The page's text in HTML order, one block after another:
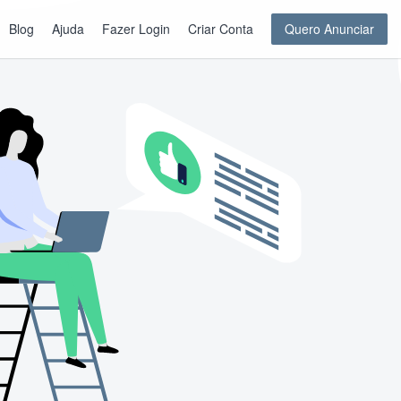
Blog Ajuda Fazer Login Criar Conta Quero Anunciar